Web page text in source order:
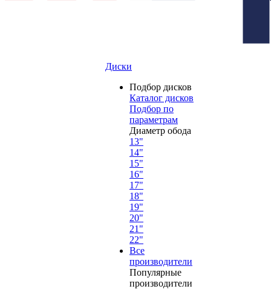
Диски
Подбор дисков
Каталог дисков
Подбор по
параметрам
Диаметр обода
13"
14"
15"
16"
17"
18"
19"
20"
21"
22"
Все
производители
Популярные
производители